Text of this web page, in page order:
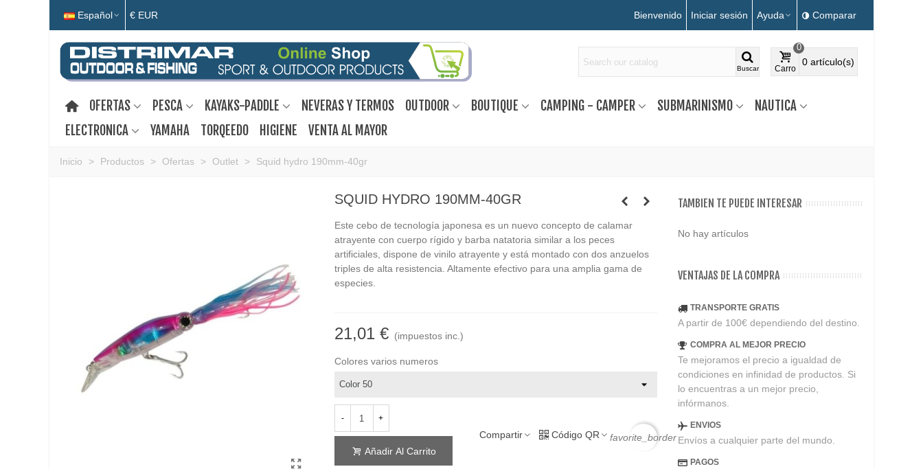
Español € EUR Bienvenido Iniciar sesión Ayuda Comparar
Buscar Carro
0
0 artículo(s)
OFERTAS PESCA KAYAKS-PADDLE NEVERAS Y TERMOS OUTDOOR BOUTIQUE CAMPING - CAMPER SUBMARINISMO
NAUTICA
ELECTRONICA
YAMAHA TORQEEDO HIGIENE VENTA AL MAYOR
Inicio > Productos > Ofertas > Outlet > Squid hydro 190mm-40gr
SQUID HYDRO 190MM-40GR
Este cebo de tecnología japonesa es un nuevo concepto de calamar
atrayente con cuerpo rígido y barba natatoria similar a los peces
artificiales, dispone de vinilo atrayente y está montado con dos anzuelos
triples de alta resistencia. Altamente efectivo para una amplia gama de
especies.
21,01 € (impuestos inc.)
Colores varios numeros
- +
Añadir Al Carrito
Compartir Código QR favorite_border
TAMBIEN TE PUEDE INTERESAR
No hay artículos
VENTAJAS DE LA COMPRA
TRANSPORTE GRATIS
A partir de 100€ dependiendo del destino.
COMPRA AL MEJOR PRECIO
Te mejoramos el precio a igualdad de
condiciones en infinidad de productos. Si
lo encuentras a un mejor precio,
infórmanos.
ENVIOS
Envíos a cualquier parte del mundo.
PAGOS